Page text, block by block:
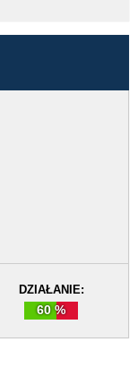
DZIAŁANIE:
60 %